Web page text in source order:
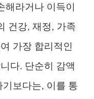
해라거나 이득이
건강, 재정, 가족
가장 합리적인
다. 단순히 감액
보다는, 이를 통